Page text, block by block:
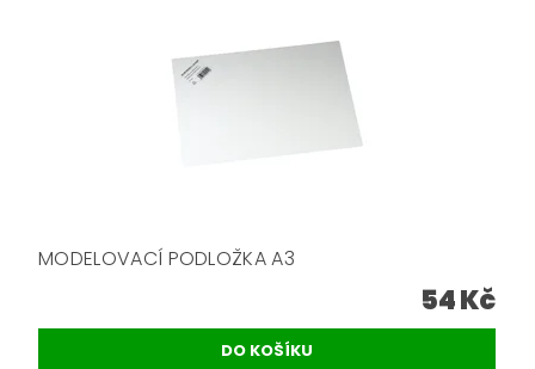
MODELOVACÍ PODLOŽKA A3
54 Kč